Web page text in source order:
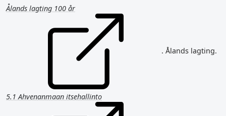
Ålands lagting 100 år
. Ålands lagting.
5.1 Ahvenanmaan itsehallinto